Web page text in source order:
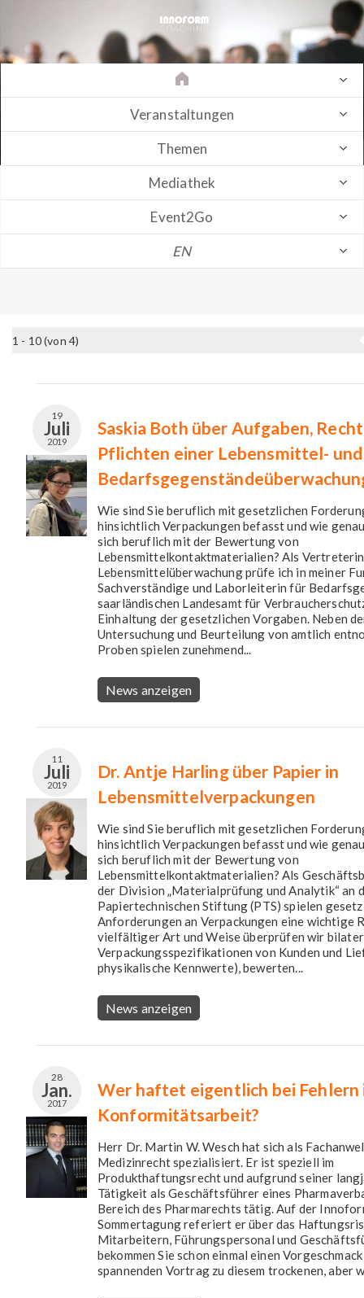
Veranstaltungen
Themen
Mediathek
Event2Go
EN
1 - 10 (von 4)
19
Juli
2019
Saskia Both über Aufgaben,
Pflichten einer Lebensmittel- und
Wie sind Sie beruflich mit gesetzlichen
hinsichtlich Verpackungen befasst und wie
sich beruflich mit der Bewertung von
Lebensmittelkontaktmaterialien? Als
Lebensmittelüberwachung prüfe ich in meiner
Sachverständige und Laborleiterin für
saarländischen Landesamt für
Einhaltung der gesetzlichen Vorgaben. Neben
Untersuchung und Beurteilung von amtlich
Proben spielen zunehmend...
News anzeigen
11
Juli
2019
Dr. Antje Harling über Papier in
Lebensmittelverpackungen
Wie sind Sie beruflich mit gesetzlichen
hinsichtlich Verpackungen befasst und wie
sich beruflich mit der Bewertung von
Lebensmittelkontaktmaterialien? Als
der Division „Materialprüfung und Analytik“ an
Papiertechnischen Stiftung (PTS) spielen
Anforderungen an Verpackungen eine wichtige
vielfältiger Art und Weise überprüfen wir
Verpackungsspezifikationen von Kunden und
physikalische Kennwerte), bewerten...
News anzeigen
28
Jan.
2017
Wer haftet eigentlich bei Fehlern
Konformitätsarbeit?
Herr Dr. Martin W. Wesch hat sich als
Medizinrecht spezialisiert. Er ist speziell im
Produkthaftungsrecht und aufgrund seiner
Tätigkeit als Geschäftsführer eines
Bereich des Pharmarechts tätig. Auf der
Sommertagung referiert er über das
Mitarbeitern, Führungspersonal und
bekommen Sie schon einmal einen
spannenden Vortrag zu diesem trockenen, aber